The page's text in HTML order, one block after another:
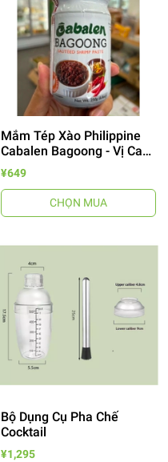
Mắm Tép Xào Philippine
Cabalen Bagoong - Vị Cay
Ngọt
¥649
CHỌN MUA
Bộ Dụng Cụ Pha Chế
Cocktail
¥1,295